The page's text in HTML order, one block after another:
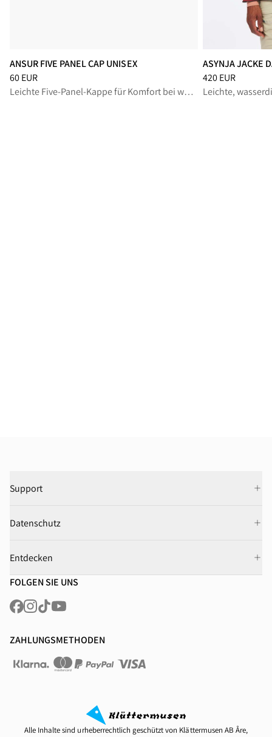
ANSUR FIVE PANEL CAP UNISEX
Preis:60 EUR, reduziert von 60 EUR
60 EUR
Leichte Five-Panel-Kappe für Komfort bei warmem Wetter
ASYNJA JACKE
Preis:420 EUR,
420 EUR
Support
Datenschutz
Entdecken
FOLGEN SIE UNS
ZAHLUNGSMETHODEN
Alle Inhalte sind urheberrechtlich geschützt von Klättermusen AB Åre,